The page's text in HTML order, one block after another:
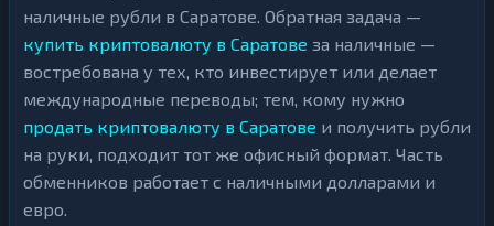
наличные рубли в Саратове. Обратная задача —
купить криптовалюту в Саратове за наличные —
востребована у тех, кто инвестирует или делает
международные переводы; тем, кому нужно
продать криптовалюту в Саратове и получить рубли
на руки, подходит тот же офисный формат. Часть
обменников работает с наличными долларами и
евро.